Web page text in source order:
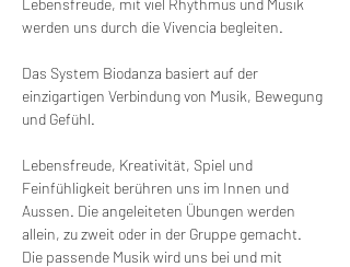
Lebensfreude, mit viel Rhythmus und Musik
werden uns durch die Vivencia begleiten.
Das System Biodanza basiert auf der
einzigartigen Verbindung von Musik, Bewegung
und Gefühl.
Lebensfreude, Kreativität, Spiel und
Feinfühligkeit berühren uns im Innen und
Aussen. Die angeleiteten Übungen werden
allein, zu zweit oder in der Gruppe gemacht.
Die passende Musik wird uns bei und mit